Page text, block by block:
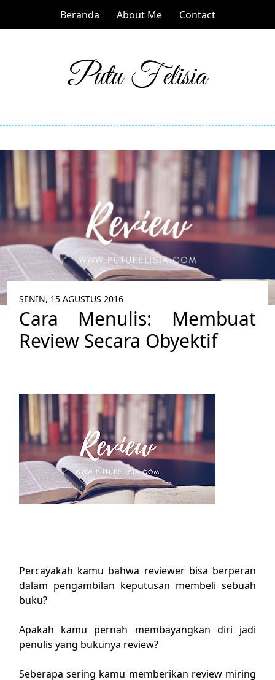
Beranda About Me Contact
Putu Felisia
SENIN, 15 AGUSTUS 2016
Cara Menulis: Membuat
Review Secara Obyektif
Percayakah kamu bahwa reviewer bisa berperan
dalam pengambilan keputusan membeli sebuah
buku?
Apakah kamu pernah membayangkan diri jadi
penulis yang bukunya review?
Seberapa sering kamu memberikan review miring